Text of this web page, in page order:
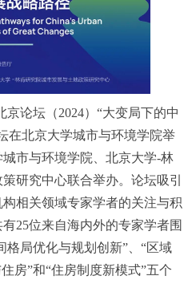
京论坛（2024）“大变局下的中
在北京大学城市与环境学院举
市与环境学院、北京大学-林
研究中心联合举办。论坛吸引
相关领域专家学者的关注与积
25位来自海内外的专家学者围
格局优化与规划创新”、“区域
房”和“住房制度新模式”五个